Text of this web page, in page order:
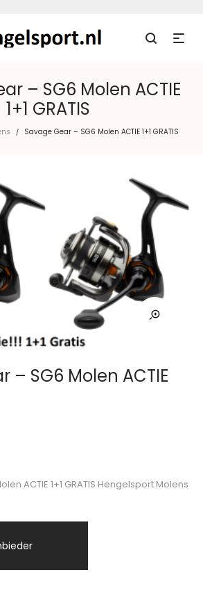
– SG6 Molen ACTIE
1+1 GRATIS
/ Savage Gear – SG6 Molen ACTIE 1+1 GRATIS
– SG6 Molen ACTIE
ACTIE 1+1 GRATIS Hengelsport Molens